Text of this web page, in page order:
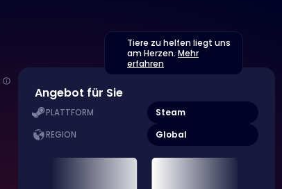
Tiere zu helfen liegt uns
am Herzen. Mehr
erfahren
Angebot für Sie
PLATTFORM Steam
REGION Global